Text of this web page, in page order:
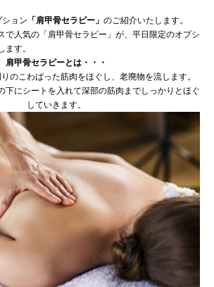
ョン 「肩甲骨セラピー」 のご紹介いたします。
で人気の「肩甲骨セラピー」が、平日限定のオプシ
ます。
肩甲骨セラピーとは・・・
のこわばった筋肉をほぐし、老廃物を流します。
下にシートを入れて深部の筋肉までしっかりとほぐ
していきます。